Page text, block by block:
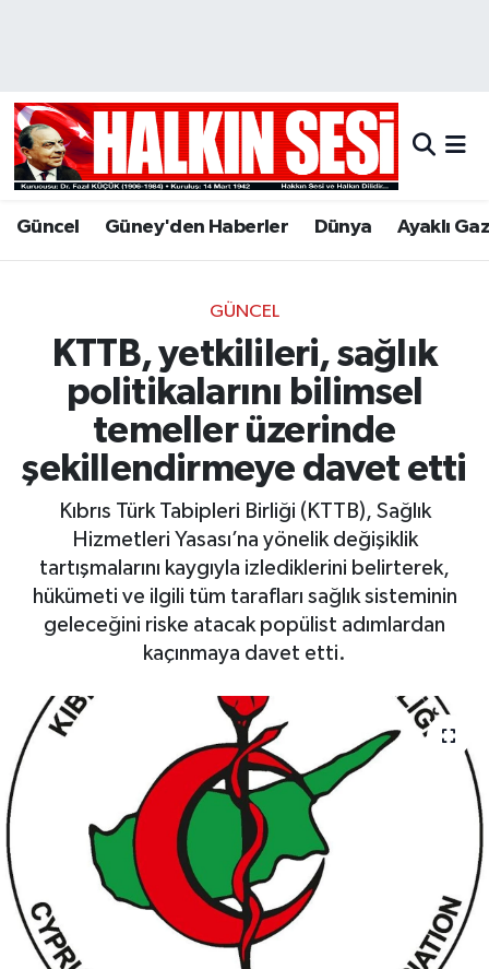
Güncel Güney'den Haberler Dünya Ayaklı
GÜNCEL
KTTB, yetkilileri, sağlık
politikalarını bilimsel
temeller üzerinde
şekillendirmeye davet etti
Kıbrıs Türk Tabipleri Birliği (KTTB), Sağlık
Hizmetleri Yasası’na yönelik değişiklik
tartışmalarını kaygıyla izlediklerini belirterek,
hükümeti ve ilgili tüm tarafları sağlık sisteminin
geleceğini riske atacak popülist adımlardan
kaçınmaya davet etti.
Hava Durumu
Trafik Durumu
Son Dakika Haberleri
Haber Arşivi